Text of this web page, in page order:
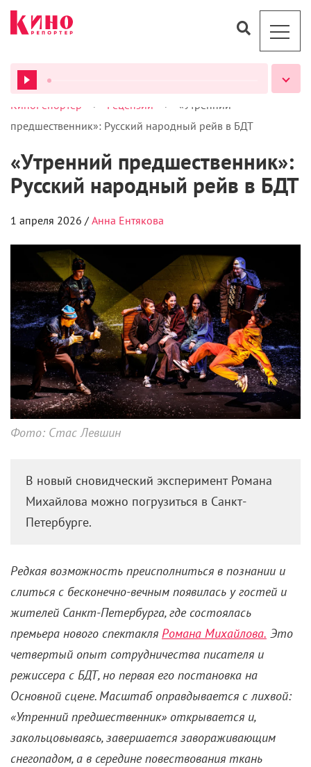
ВСЕ ПОДКАСТЫ
КиноРепортер > Рецензии >
«Утренний
предшественник»: Русский народный рейв в БДТ
«Утренний предшественник»:
Русский народный рейв в БДТ
1 апреля 2026 / Анна Ентякова
Фото: Стас Левшин
В новый сновидческий эксперимент Романа
Михайлова можно погрузиться в Санкт-
Петербурге.
Редкая возможность преисполниться в познании и
слиться с бесконечно-вечным появилась у гостей и
жителей Санкт-Петербурга, где состоялась
премьера нового спектакля Романа Михайлова. Это
четвертый опыт сотрудничества писателя и
режиссера с БДТ, но первая его постановка на
Основной сцене. Масштаб оправдывается с лихвой:
«Утренний предшественник» открывается и,
закольцовываясь, завершается завораживающим
снегопадом, а в середине повествования ткань